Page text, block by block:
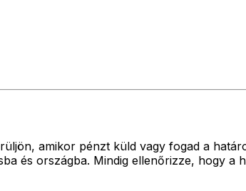
amikor pénzt küld vagy fogad a
és országba. Mindig ellenőrizze, hogy a